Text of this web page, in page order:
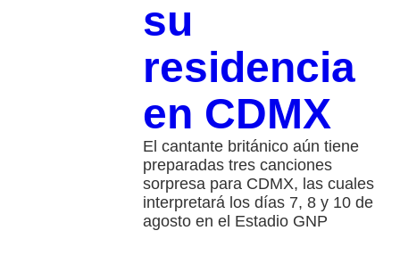
su
residencia
en CDMX
El cantante británico aún tiene
preparadas tres canciones
sorpresa para CDMX, las cuales
interpretará los días 7, 8 y 10 de
agosto en el Estadio GNP